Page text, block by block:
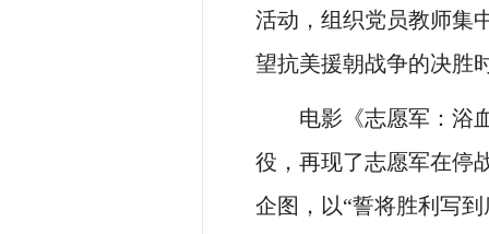
活动，组织党员教师集
望抗美援朝战争的决胜
电影《志愿军：浴
役，再现了志愿军在停
企图，以“誓将胜利写